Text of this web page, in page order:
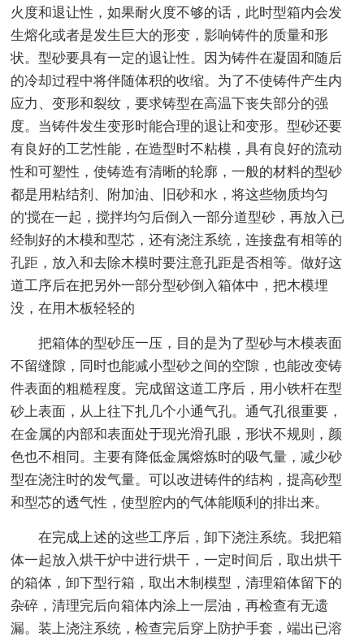
火度和退让性，如果耐火度不够的话，此时型箱内会发
生熔化或者是发生巨大的形变，影响铸件的质量和形
状。型砂要具有一定的退让性。因为铸件在凝固和随后
的冷却过程中将伴随体积的收缩。为了不使铸件产生内
应力、变形和裂纹，要求铸型在高温下丧失部分的强
度。当铸件发生变形时能合理的退让和变形。型砂还要
有良好的工艺性能，在造型时不粘模，具有良好的流动
性和可塑性，使铸造有清晰的轮廓，一般的材料的型砂
都是用粘结剂、附加油、旧砂和水，将这些物质均匀
的'搅在一起，搅拌均匀后倒入一部分道型砂，再放入已
经制好的木模和型芯，还有浇注系统，连接盘有相等的
孔距，放入和去除木模时要注意孔距是否相等。做好这
道工序后在把另外一部分型砂倒入箱体中，把木模埋
没，在用木板轻轻的
把箱体的型砂压一压，目的是为了型砂与木模表面
不留缝隙，同时也能减小型砂之间的空隙，也能改变铸
件表面的粗糙程度。完成留这道工序后，用小铁杆在型
砂上表面，从上往下扎几个小通气孔。通气孔很重要，
在金属的内部和表面处于现光滑孔眼，形状不规则，颜
色也不相同。主要有降低金属熔炼时的吸气量，减少砂
型在浇注时的发气量。可以改进铸件的结构，提高砂型
和型芯的透气性，使型腔内的气体能顺利的排出来。
在完成上述的这些工序后，卸下浇注系统。我把箱
体一起放入烘干炉中进行烘干，一定时间后，取出烘干
的箱体，卸下型行箱，取出木制模型，清理箱体留下的
杂碎，清理完后向箱体内涂上一层油，再检查有无遗
漏。装上浇注系统，检查完后穿上防护手套，端出已溶